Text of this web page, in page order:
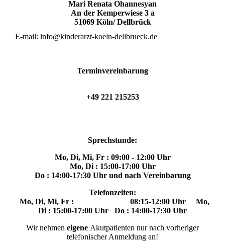
Mari Renata Ohannesyan
An der Kemperwiese 3 a
51069 Köln/ Dellbrück
E-mail: info@kinderarzt-koeln-dellbrueck.de
Terminvereinbarung
+49 221 215253
Sprechstunde:
Mo, Di, Mi, Fr : 09:00 - 12:00 Uhr
Mo, Di : 15:00-17:00 Uhr
Do : 14:00-17:30 Uhr und nach Vereinbarung
Telefonzeiten:
Mo, Di, Mi, Fr : 08:15-12:00 Uhr Mo,
Di : 15:00-17:00 Uhr Do : 14:00-17:30 Uhr
Wir nehmen eigene Akutpatienten nur nach vorheriger
telefonischer Anmeldung an!